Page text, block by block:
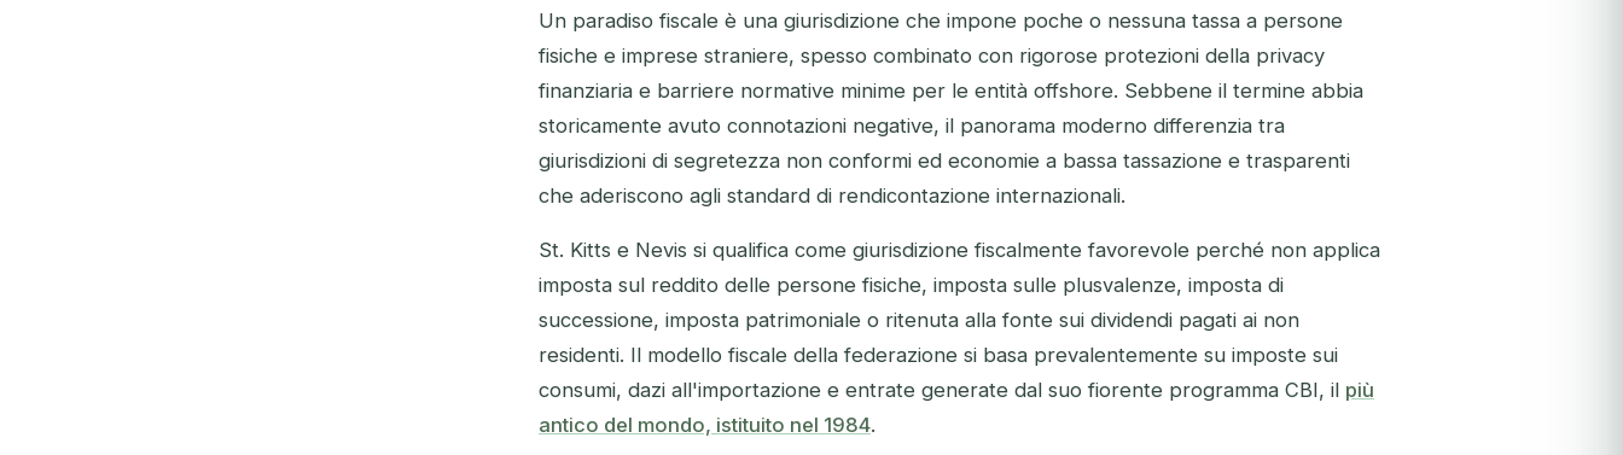
Un paradiso fiscale è una giurisdizione che impone poche o nessuna tassa a persone
fisiche e imprese straniere, spesso combinato con rigorose protezioni della privacy
finanziaria e barriere normative minime per le entità offshore. Sebbene il termine abbia
storicamente avuto connotazioni negative, il panorama moderno differenzia tra
giurisdizioni di segretezza non conformi ed economie a bassa tassazione e trasparenti
che aderiscono agli standard di rendicontazione internazionali.
St. Kitts e Nevis si qualifica come giurisdizione fiscalmente favorevole perché non applica
imposta sul reddito delle persone fisiche, imposta sulle plusvalenze, imposta di
successione, imposta patrimoniale o ritenuta alla fonte sui dividendi pagati ai non
residenti. Il modello fiscale della federazione si basa prevalentemente su imposte sui
consumi, dazi all'importazione e entrate generate dal suo fiorente programma CBI, il più
antico del mondo, istituito nel 1984.